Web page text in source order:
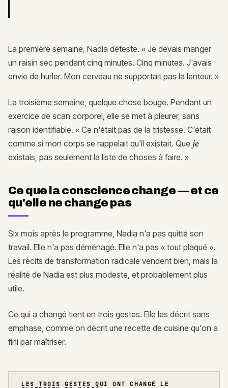
La première semaine, Nadia déteste. « Je devais manger
un raisin sec pendant cinq minutes. Cinq minutes. J'avais
envie de hurler. Mon cerveau ne supportait pas la lenteur. »
La troisième semaine, quelque chose bouge. Pendant un
exercice de scan corporel, elle se met à pleurer, sans
raison identifiable. « Ce n'était pas de la tristesse. C'était
comme si mon corps se rappelait qu'il existait. Que je
existais, pas seulement la liste de choses à faire. »
Ce que la conscience change — et ce
qu'elle ne change pas
Six mois après le programme, Nadia n'a pas quitté son
travail. Elle n'a pas déménagé. Elle n'a pas « tout plaqué ».
Les récits de transformation radicale vendent bien, mais la
réalité de Nadia est plus modeste, et probablement plus
utile.
Ce qui a changé tient en trois gestes. Elle les décrit sans
emphase, comme on décrit une recette de cuisine qu'on a
fini par maîtriser.
LES TROIS GESTES QUI ONT CHANGÉ LE